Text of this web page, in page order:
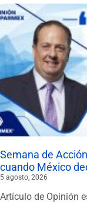
Semana de
cuando México
5 agosto, 2026
Artículo de Opinión